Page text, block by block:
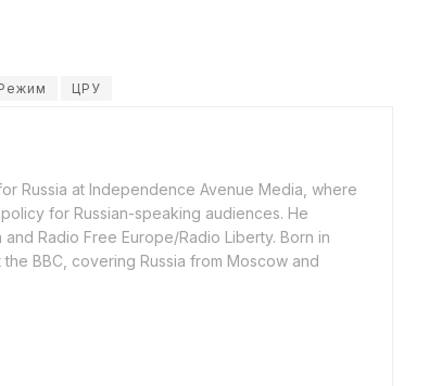
ЦРУ
Russia at Independence Avenue Media, where
for Russian-speaking audiences. He
Radio Free Europe/Radio Liberty. Born in
BBC, covering Russia from Moscow and